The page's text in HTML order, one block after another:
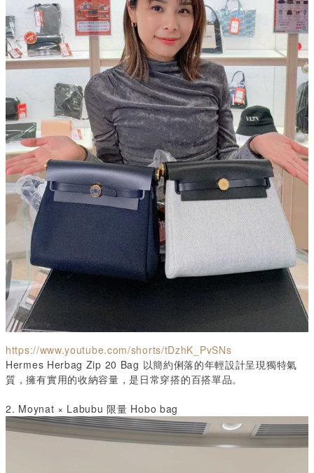
https://www.youtube.com/shorts/tDzhK_PvSNs
Hermes Herbag Zip 20 Bag 以簡約俐落的年輕設計呈現獨特氣
質，擁有實用的收納容量，是日常穿搭的百搭單品。
2. Moynat × Labubu限量 Hobo bag